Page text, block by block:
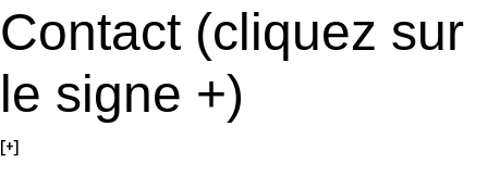
Contact (cliquez sur
le signe +)
[+]